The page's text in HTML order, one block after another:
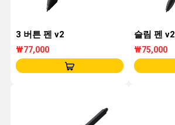
3 버튼 펜 v2
₩77,000
슬림 펜 v2
₩75,000